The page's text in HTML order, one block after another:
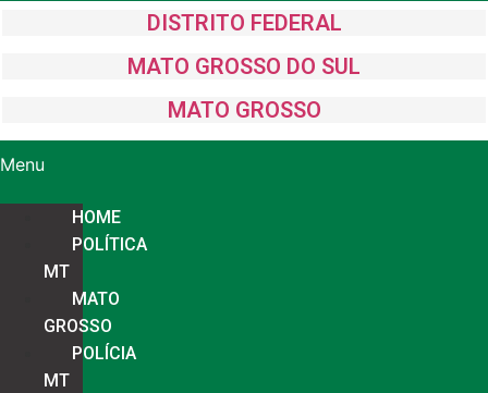
DISTRITO FEDERAL
MATO GROSSO DO SUL
MATO GROSSO
Menu
HOME
POLÍTICA
MT
MATO
GROSSO
POLÍCIA
MT